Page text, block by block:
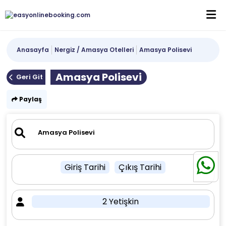
Anasayfa Nergiz / Amasya Otelleri Amasya Polisevi
Geri Git Amasya Polisevi
Paylaş
Giriş Tarihi Çıkış Tarihi
2 Yetişkin